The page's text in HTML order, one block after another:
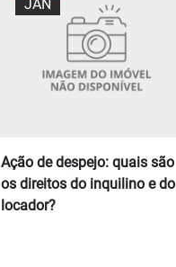
JAN
Ação de despejo: quais são
os direitos do inquilino e do
locador?